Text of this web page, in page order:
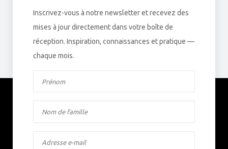
Inscrivez-vous à notre newsletter et recevez des
mises à jour directement dans votre boîte de
réception. Inspiration, connaissances et pratique —
chaque mois.